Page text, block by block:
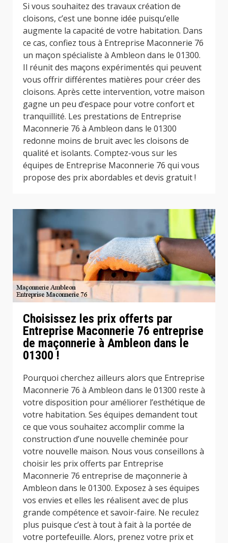
Si vous souhaitez des travaux création de
cloisons, c’est une bonne idée puisqu’elle
augmente la capacité de votre habitation. Dans
ce cas, confiez tous à Entreprise Maconnerie 76
un maçon spécialiste à Ambleon dans le 01300.
Il réunit des maçons expérimentés qui peuvent
vous offrir différentes matières pour créer des
cloisons. Après cette intervention, votre maison
gagne un peu d’espace pour votre confort et
tranquillité. Les prestations de Entreprise
Maconnerie 76 à Ambleon dans le 01300
redonne moins de bruit avec les cloisons de
qualité et isolants. Comptez-vous sur les
équipes de Entreprise Maconnerie 76 qui vous
propose des prix abordables et devis gratuit !
Choisissez les prix offerts par
Entreprise Maconnerie 76 entreprise
de maçonnerie à Ambleon dans le
01300 !
Pourquoi cherchez ailleurs alors que Entreprise
Maconnerie 76 à Ambleon dans le 01300 reste à
votre disposition pour améliorer l’esthétique de
votre habitation. Ses équipes demandent tout
ce que vous souhaitez accomplir comme la
construction d’une nouvelle cheminée pour
votre nouvelle maison. Nous vous conseillons à
choisir les prix offerts par Entreprise
Maconnerie 76 entreprise de maçonnerie à
Ambleon dans le 01300. Exposez à ses équipes
vos envies et elles les réalisent avec de plus
grande compétence et savoir-faire. Ne reculez
plus puisque c’est à tout à fait à la portée de
votre portefeuille. Alors, prenez votre prix et